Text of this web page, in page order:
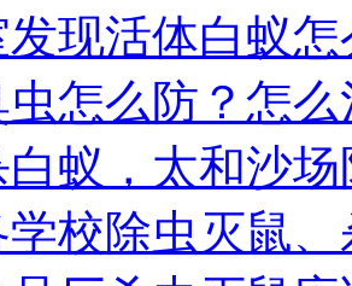
发现活体白蚁
怎么防？怎么
白蚁，太和沙
学校除虫灭鼠